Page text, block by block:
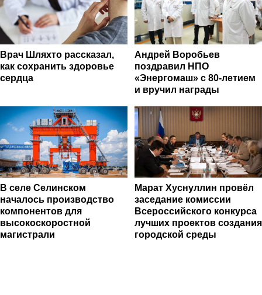
Врач Шляхто рассказал,
как сохранить здоровье
сердца
Андрей Воробьев
поздравил НПО
«Энергомаш» с 80-летием
и вручил награды
В селе Селинском
началось производство
компонентов для
высокоскоростной
магистрали
Марат Хуснуллин провёл
заседание комиссии
Всероссийского конкурса
лучших проектов создания
городской среды